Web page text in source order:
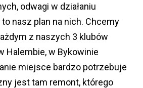
odwagi w działaniu
nasz plan na nich. Chcemy
z naszych 3 klubów
Halembie, w Bykowinie
miejsce bardzo potrzebuje
jest tam remont, którego